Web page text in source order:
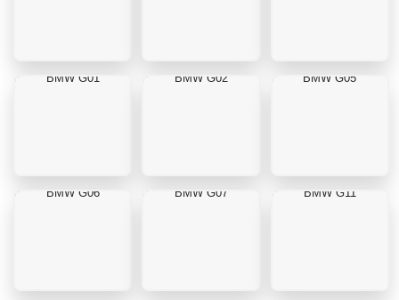
BMW G01 BMW G02 BMW G05
BMW G06 BMW G07 BMW G11